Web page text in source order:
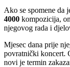
Ako se spomene da
4000 kompozicija,
njegovog rada i
Mjesec dana prije
povratnički koncert.
novi je termin